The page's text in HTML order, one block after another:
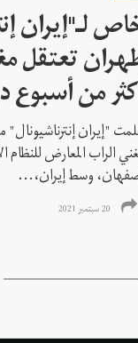
لـ"إيران
تعتقل
من أسبوع
"إيران
الراب المعارض للنظام
وسط إيران،...
20 سبتمبر 2021